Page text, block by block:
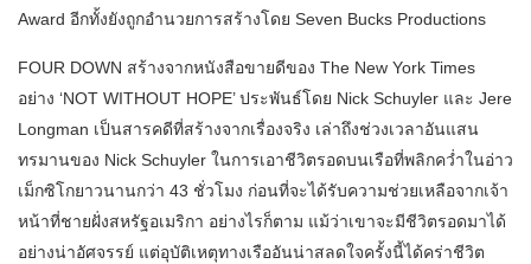
Award อีกทั้งยังถูกอำนวยการสร้างโดย Seven Bucks Productions
FOUR DOWN สร้างจากหนังสือขายดีของ The New York Times
อย่าง ‘NOT WITHOUT HOPE’ ประพันธ์โดย Nick Schuyler และ Jere
Longman เป็นสารคดีที่สร้างจากเรื่องจริง เล่าถึงช่วงเวลาอันแสน
ทรมานของ Nick Schuyler ในการเอาชีวิตรอดบนเรือที่พลิกคว่ำในอ่าว
เม็กซิโกยาวนานกว่า 43 ชั่วโมง ก่อนที่จะได้รับความช่วยเหลือจากเจ้า
หน้าที่ชายฝั่งสหรัฐอเมริกา อย่างไรก็ตาม แม้ว่าเขาจะมีชีวิตรอดมาได้
อย่างน่าอัศจรรย์ แต่อุบัติเหตุทางเรืออันน่าสลดใจครั้งนี้ได้คร่าชีวิต